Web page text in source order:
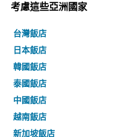
考慮這些亞洲​國家
台灣飯店
日本飯店
韓國飯店
泰國飯店
中國飯店
越南飯店
新加坡飯店